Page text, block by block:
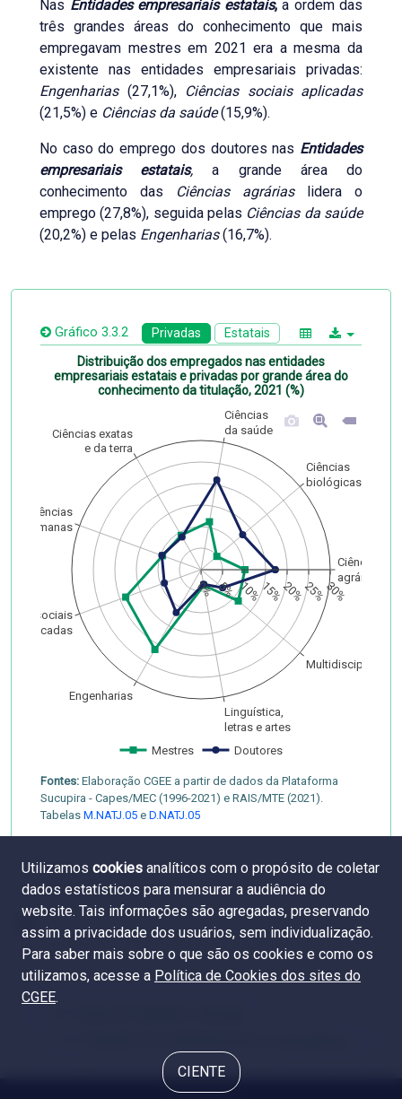
Nas Entidades empresariais estatais,a ordem das
três grandes áreas do conhecimento que mais
empregavam mestres em 2021 era a mesma da
existente nas entidades empresariais privadas:
Engenharias(27,1%),Ciências sociais aplicadas
(21,5%) e Ciências da saúde(15,9%).
No caso do emprego dos doutores nas Entidades
empresariais estatais, a grande área do
conhecimento das
Ciências agráriaslidera o
emprego (27,8%), seguida pelas Ciências da saúde
(20,2%) e pelas Engenharias(16,7%).
Gráfico 3.3.2 Privadas Estatais
Distribuição dos empregados nas entidades
empresariais estatais e privadas por grande área do
conhecimento da titulação, 2021 (%)
Ciências
agrárias
Ciências
biológicas
Ciências
da saúde
Ciências exatas
e da terra
Ciências
humanas
sociais
aplicadas
Engenharias
Linguística,
letras e artes
Multidisciplinar
0%5%10%15%20%25%30%
Mestres Doutores
Fontes: Elaboração CGEE a partir de dados da Plataforma
Sucupira - Capes/MEC (1996-2021) e RAIS/MTE (2021).
Tabelas M.NATJ.05 e D.NATJ.05
© 2024 CGEE
Utilizamos cookies analíticos com o propósito de coletar
dados estatísticos para mensurar a audiência do
website. Tais informações são agregadas, preservando
assim a privacidade dos usuários, sem individualização.
Para saber mais sobre o que são os cookies e como os
utilizamos, acesse a Política de Cookies dos sites do
CGEE.
CIENTE